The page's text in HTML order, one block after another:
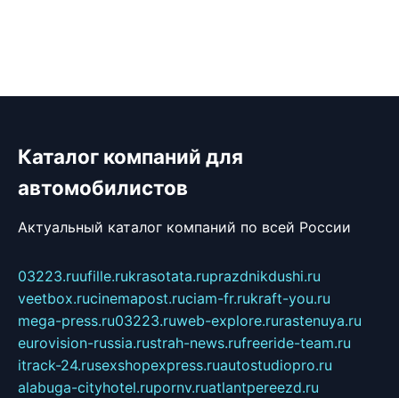
Каталог компаний для
автомобилистов
Актуальный каталог компаний по всей России
03223.ruufille.rukrasotata.ruprazdnikdushi.ru
veetbox.rucinemapost.ruciam-fr.rukraft-you.ru
mega-press.ru03223.ruweb-explore.rurastenuya.ru
eurovision-russia.rustrah-news.rufreeride-team.ru
itrack-24.rusexshopexpress.ruautostudiopro.ru
alabuga-cityhotel.rupornv.ruatlantpereezd.ru